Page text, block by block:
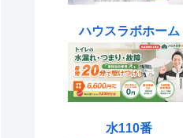
ハウスラボホーム
水110番